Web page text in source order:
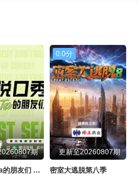
期
脱口秀和Ta的朋友们 第三季
0.0分
更新至20260807期
密室大逃脱第八季